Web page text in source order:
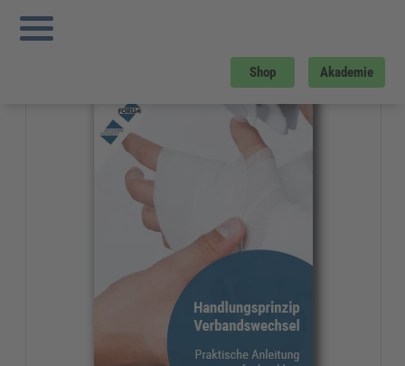
Shop Akademie
Sie sind hier:
Handlungsprinzip Verbandswechsel